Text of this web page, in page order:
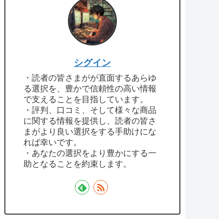
シグイン
・読者の皆さまがが直面するあらゆ
る選択を、豊かで信頼性の高い情報
で支えることを目指しています。
・評判、口コミ、そして様々な商品
に関する情報を提供し、読者の皆さ
まがより良い選択をする手助けにな
れば幸いです。
・あなたの選択をより豊かにする一
助となることを約束します。